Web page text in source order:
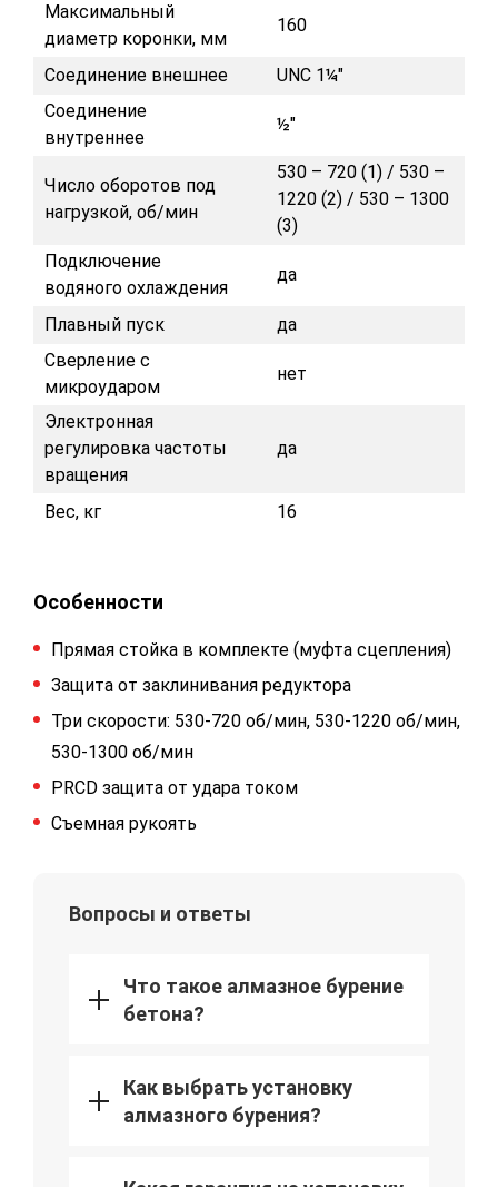
Максимальный
диаметр коронки, мм
160
Соединение внешнее
UNC 1¼"
Соединение
внутреннее
½"
Число оборотов под
нагрузкой, об/мин
530 – 720 (1) / 530 –
1220 (2) / 530 – 1300
(3)
Подключение
водяного охлаждения
да
Плавный пуск
да
Сверление с
микроударом
нет
Электронная
регулировка частоты
вращения
да
Вес, кг 16
Особенности
Прямая стойка в комплекте (муфта сцепления)
Защита от заклинивания редуктора
Три скорости: 530-720 об/мин, 530-1220 об/мин,
530-1300 об/мин
PRCD защита от удара током
Съемная рукоять
Вопросы и ответы
Что такое алмазное бурение
бетона?
Как выбрать установку
алмазного бурения?